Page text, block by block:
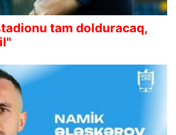
tam dolduracaq,